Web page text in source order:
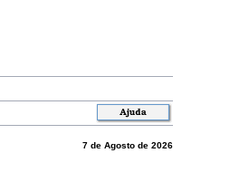
7 de Agosto de 2026